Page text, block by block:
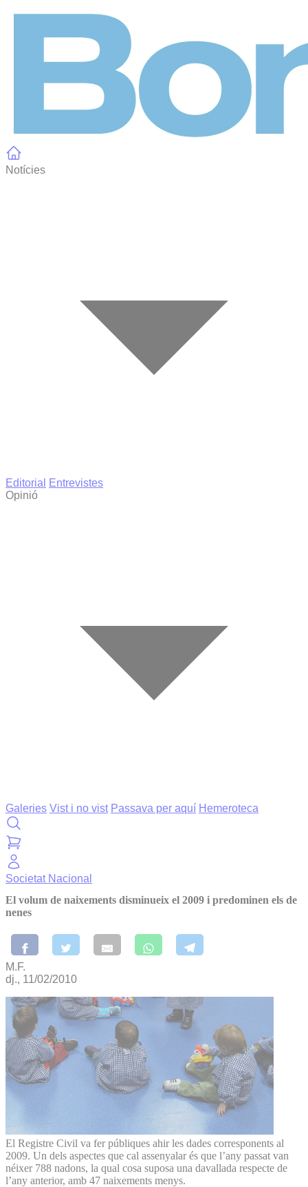
Notícies
Editorial
Entrevistes
Opinió
Galeries Vist i no vist Passava per aquí Hemeroteca
Societat Nacional
El volum de naixements disminueix el 2009 i predominen els de
nenes
M.F.
dj., 11/02/2010
El Registre Civil va fer públiques ahir les dades corresponents al
2009. Un dels aspectes que cal assenyalar és que l’any passat van
néixer 788 nadons, la qual cosa suposa una davallada respecte de
l’any anterior, amb 47 naixements menys.